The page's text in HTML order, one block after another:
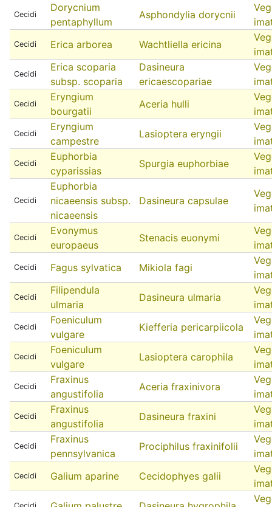
Cecidi
Dorycnium
pentaphyllum
Asphondylia dorycnii
Cecidi Erica arborea Wachtliella ericina
Cecidi
Erica scoparia
subsp. scoparia
Dasineura
ericaescopariae
Cecidi
Eryngium
bourgatii
Aceria hulli
Cecidi
Eryngium
campestre
Lasioptera eryngii
Cecidi
Euphorbia
cyparissias
Spurgia euphorbiae
Cecidi
Euphorbia
nicaeensis subsp.
nicaeensis
Dasineura capsulae
Cecidi
Evonymus
europaeus
Stenacis euonymi
Cecidi Fagus sylvatica Mikiola fagi
Cecidi
Filipendula
ulmaria
Dasineura ulmaria
Cecidi
Foeniculum
vulgare
Kiefferia pericarpiicola
Cecidi
Foeniculum
vulgare
Lasioptera carophila
Cecidi
Fraxinus
angustifolia
Aceria fraxinivora
Cecidi
Fraxinus
angustifolia
Dasineura fraxini
Cecidi
Fraxinus
pennsylvanica
Prociphilus fraxinifolii
Cecidi Galium aparine Cecidophyes galii